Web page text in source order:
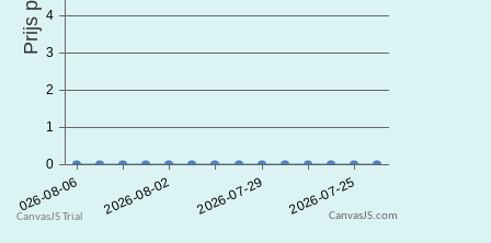
CanvasJS.com